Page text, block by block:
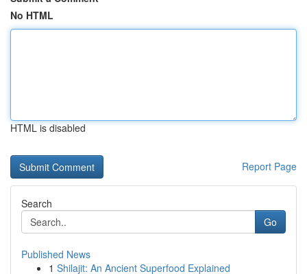
No HTML
HTML is disabled
Report Page
Search
Go
Published News
1 Shilajit: An Ancient Superfood Explained